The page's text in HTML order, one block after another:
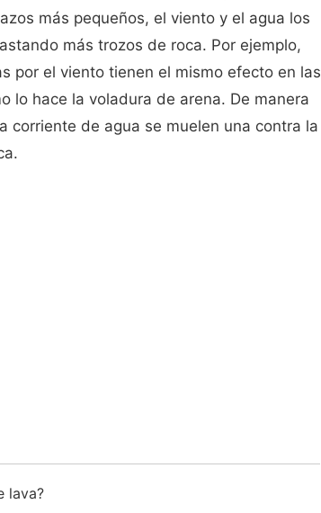
más pequeños, el viento y el agua los
más trozos de roca. Por ejemplo,
por el viento tienen el mismo efecto en las
lo hace la voladura de arena. De manera
corriente de agua se muelen una contra la
lava?